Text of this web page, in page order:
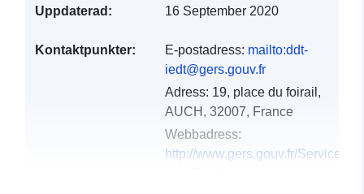
Uppdaterad: 16 September 2020
Kontaktpunkter: E-postadress: mailto:ddt-
iedt@gers.gouv.fr
Adress: 19, place du foirail,
AUCH, 32007, France
Webbadress:
http://www.gers.gouv.fr/Services-